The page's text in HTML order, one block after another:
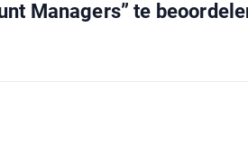
Managers” te